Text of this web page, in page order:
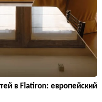
в Flatiron: европейский